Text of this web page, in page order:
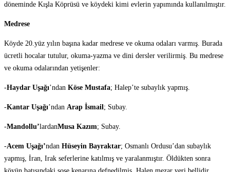
döneminde Kışla Köprüsü ve köydeki kimi evlerin yapımında kullanılmıştır.
Medrese
Köyde 20.yüz yılın başına kadar medrese ve okuma odaları varmış. Burada
ücretli hocalar tutulur, okuma-yazma ve dini dersler verilirmiş. Bu medrese
ve okuma odalarından yetişenler:
-Haydar Uşağı’ndan Köse Mustafa; Halep’te subaylık yapmış.
-Kantar Uşağı’ndan Arap İsmail; Subay.
-Mandollu’lardanMusa Kazım; Subay.
-Acem Uşağı’ndan Hüseyin Bayraktar; Osmanlı Ordusu’dan subaylık
yapmış, İran, Irak seferlerine katılmış ve yaralanmıştır. Öldükten sonra